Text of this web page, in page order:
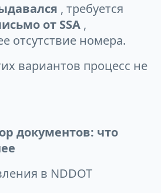
, требуется
от SSA ,
отсутствие номера.
вариантов процесс не
документов: что
в NDDOT